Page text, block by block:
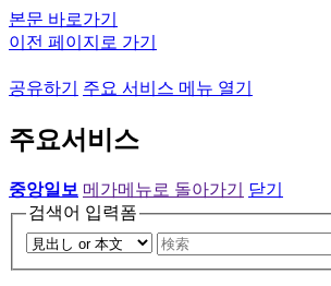
본문 바로가기
이전 페이지로 가기
공유하기 주요 서비스 메뉴 열기
주요서비스
중앙일보 메가메뉴로 돌아가기
닫기
검색어 입력폼